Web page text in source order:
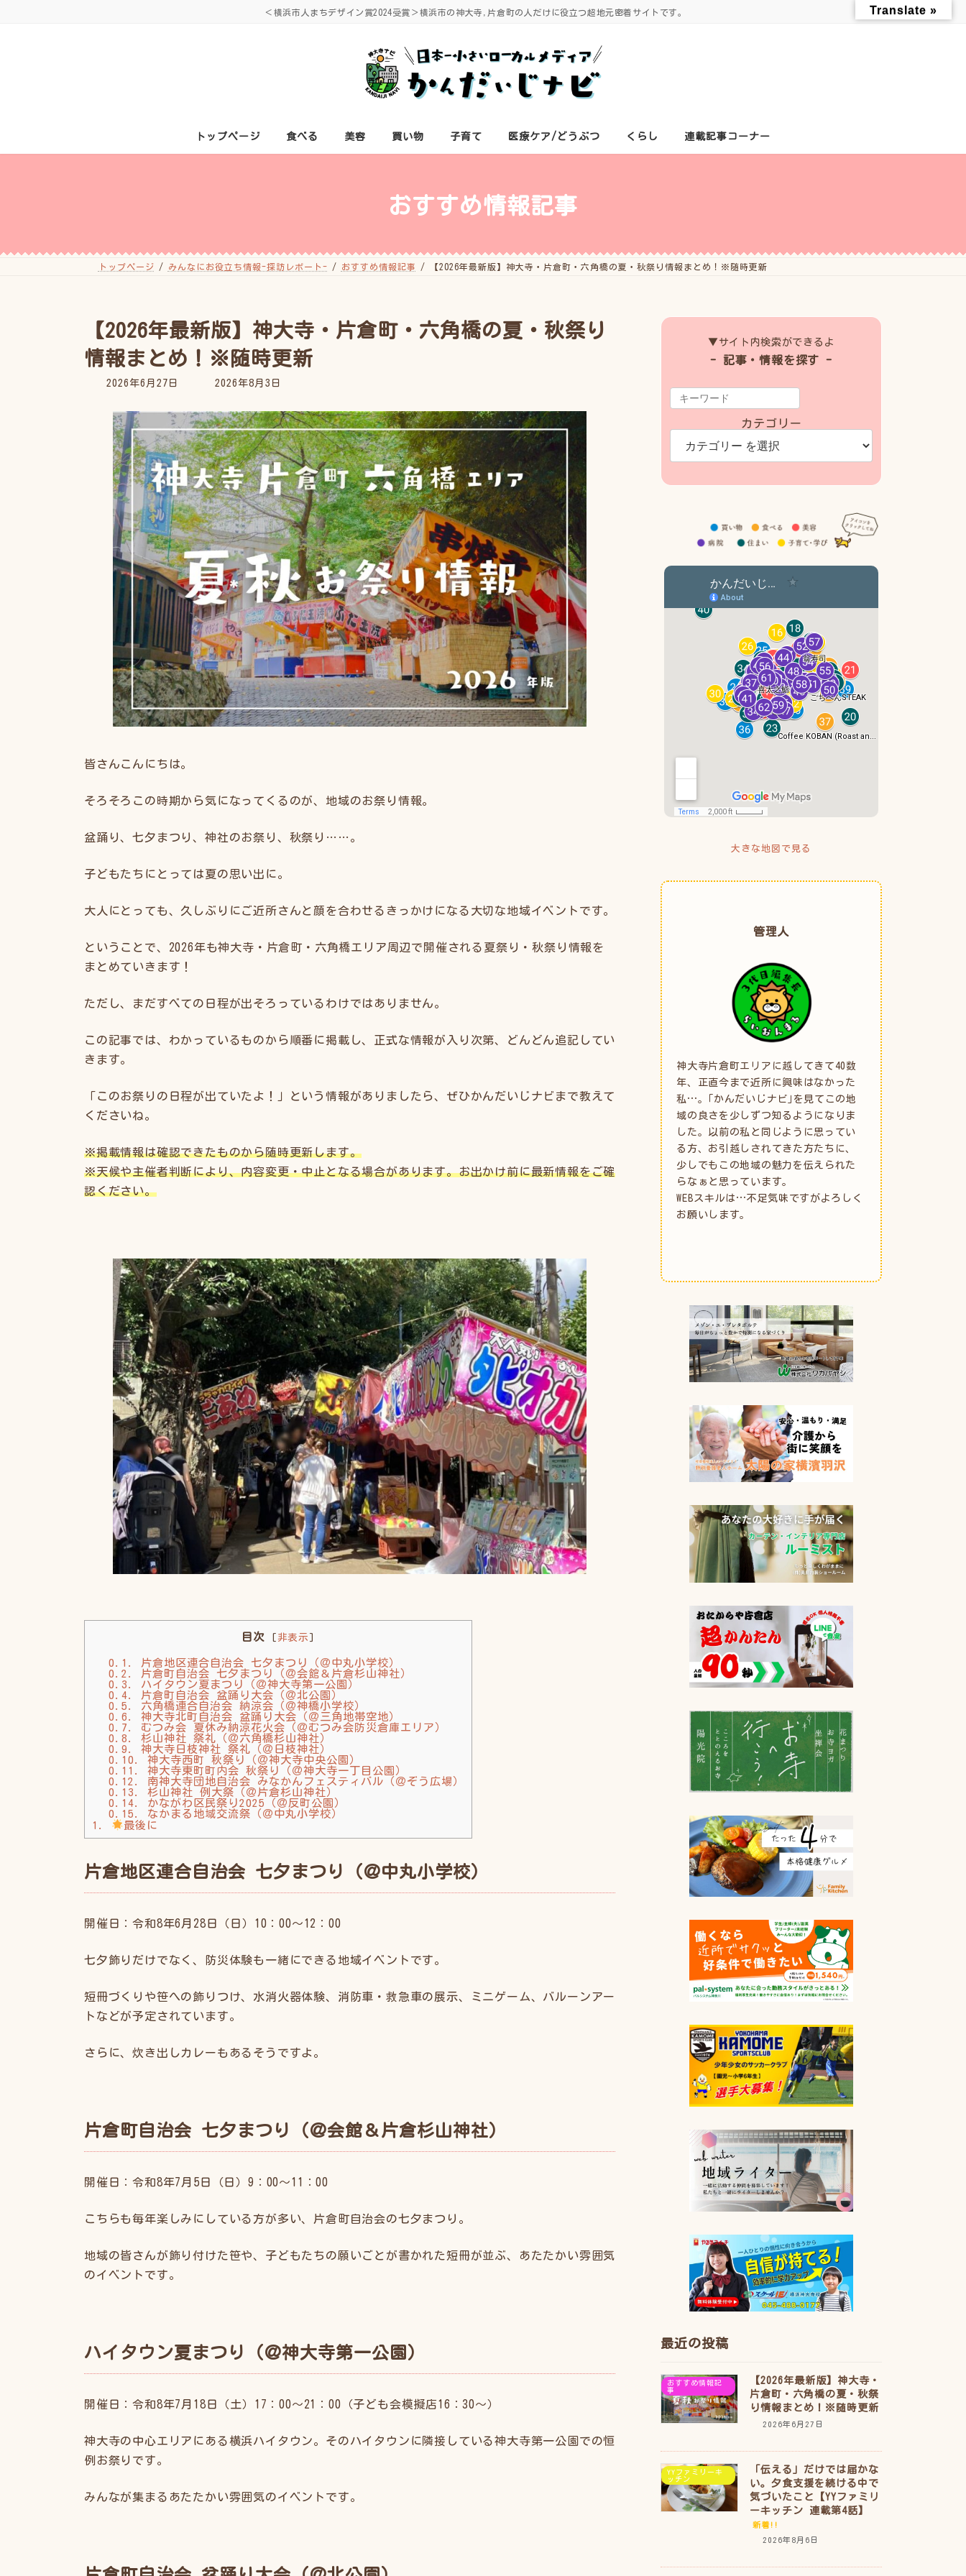
＜横浜市人まちデザイン賞2024受賞＞横浜市の神大寺,片倉町の人だけに役立つ超地元密着サイトです。
トップページ 食べる 美容 買い物 子育て 医療ケア/どうぶつ くらし 連載記事コーナー
おすすめ情報記事
トップページ みんなにお役立ち情報-探訪レポート- おすすめ情報記事 【2026年最新版】神大寺・片倉町・六角橋の夏・秋祭り情報まとめ！※随時更新
【2026年最新版】神大寺・片倉町・六角橋の夏・秋祭り
情報まとめ！※随時更新
2026年6月27日
最
新
日
時
:
2026年8月3日
皆さんこんにちは。
そろそろこの時期から気になってくるのが、地域のお祭り情報。
盆踊り、七夕まつり、神社のお祭り、秋祭り……。
子どもたちにとっては夏の思い出に。
大人にとっても、久しぶりにご近所さんと顔を合わせるきっかけになる大切な地域イベントです。
ということで、2026年も神大寺・片倉町・六角橋エリア周辺で開催される夏祭り・秋祭り情報を
まとめていきます！
ただし、まだすべての日程が出そろっているわけではありません。
この記事では、わかっているものから順番に掲載し、正式な情報が入り次第、どんどん追記してい
きます。
「このお祭りの日程が出ていたよ！」という情報がありましたら、ぜひかんだいじナビまで教えて
くださいね。
※掲載情報は確認できたものから随時更新します。
※天候や主催者判断により、内容変更・中止となる場合があります。お出かけ前に最新情報をご確
認ください。
目次 [ 非表示 ]
0.1.
片倉地区連合自治会 七夕まつり（＠中丸小学校）
0.2.
片倉町自治会 七夕まつり（＠会館＆片倉杉山神社）
0.3.
ハイタウン夏まつり（＠神大寺第一公園）
0.4.
片倉町自治会 盆踊り大会（＠北公園）
0.5.
六角橋連合自治会 納涼会（＠神橋小学校）
0.6.
神大寺北町自治会 盆踊り大会（＠三角地帯空地）
0.7.
むつみ会 夏休み納涼花火会（＠むつみ会防災倉庫エリア）
0.8.
杉山神社 祭礼（＠六角橋杉山神社）
0.9.
神大寺日枝神社 祭礼（＠日枝神社）
0.10.
神大寺西町 秋祭り（＠神大寺中央公園）
0.11.
神大寺東町町内会 秋祭り（＠神大寺一丁目公園）
0.12.
南神大寺団地自治会 みなかんフェスティバル（＠ぞう広場）
0.13.
杉山神社 例大祭（＠片倉杉山神社）
0.14.
かながわ区民祭り2025（＠反町公園）
0.15.
なかまる地域交流祭（＠中丸小学校）
1.
最後に
片倉地区連合自治会 七夕まつり（＠中丸小学校）
開催日：令和8年6月28日（日）10：00〜12：00
七夕飾りだけでなく、防災体験も一緒にできる地域イベントです。
短冊づくりや笹への飾りつけ、水消火器体験、消防車・救急車の展示、ミニゲーム、バルーンアー
トなどが予定されています。
さらに、炊き出しカレーもあるそうですよ。
片倉町自治会 七夕まつり（＠会館＆片倉杉山神社）
開催日：令和8年7月5日（日）9：00〜11：00
こちらも毎年楽しみにしている方が多い、片倉町自治会の七夕まつり。
地域の皆さんが飾り付けた笹や、子どもたちの願いごとが書かれた短冊が並ぶ、あたたかい雰囲気
のイベントです。
ハイタウン夏まつり（＠神大寺第一公園）
開催日：令和8年7月18日（土）17：00〜21：00（子ども会模擬店16：30〜）
神大寺の中心エリアにある横浜ハイタウン。そのハイタウンに隣接している神大寺第一公園での恒
例お祭りです。
みんなが集まるあたたかい雰囲気のイベントです。
▼サイト内検索ができるよ
- 記事・情報を探す -
カテゴリー
大きな地図で見る
管理人
神大寺片倉町エリアに越してきて40数
年、正直今まで近所に興味はなかった
私…。｢かんだいじナビ｣を見てこの地
域の良さを少しずつ知るようになりま
した。以前の私と同じように思ってい
る方、お引越しされてきた方たちに、
少しでもこの地域の魅力を伝えられた
らなぁと思っています。
WEBスキルは…不足気味ですがよろしく
お願いします。
最近の投稿
おすすめ情報記
事
【2026年最新版】神大寺・
片倉町・六角橋の夏・秋祭
り情報まとめ！※随時更新
2026年6月27日
YYファミリーキ
ッチン
「伝える」だけでは届かな
い。夕食支援を続ける中で
気づいたこと【YYファミリ
ーキッチン 連載第4話】
新着!!
2026年8月6日
Translate »